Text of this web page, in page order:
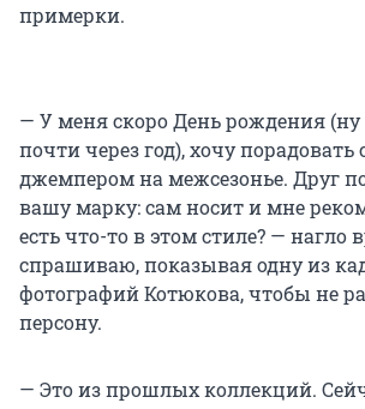
примерки.
— У меня скоро День рождения (ну
почти через год), хочу
джемпером на межсезонье. Друг
вашу марку: сам носит и мне
есть что-то в этом стиле? — нагло
спрашиваю, показывая одну из
фотографий Котюкова, чтобы не
персону.
— Это из прошлых коллекций.